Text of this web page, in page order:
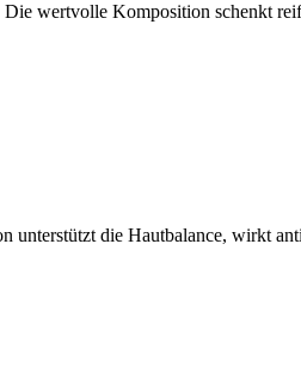
wertvolle Komposition schenkt
unterstützt die Hautbalance, wirkt